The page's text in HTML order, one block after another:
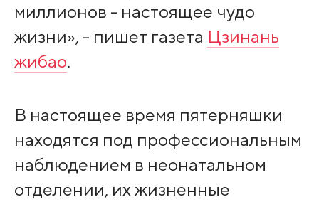
миллионов - настоящее чудо
жизни», - пишет газета Цзинань
жибао.
В настоящее время пятерняшки
находятся под профессиональным
наблюдением в неонатальном
отделении, их жизненные